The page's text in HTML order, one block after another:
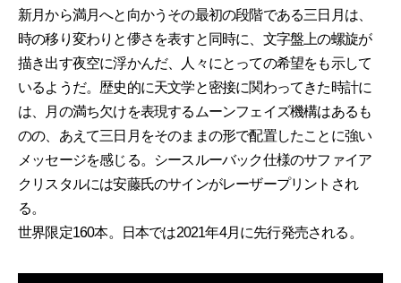
新月から満月へと向かうその最初の段階である三日月は、
時の移り変わりと儚さを表すと同時に、文字盤上の螺旋が
描き出す夜空に浮かんだ、人々にとっての希望をも示して
いるようだ。歴史的に天文学と密接に関わってきた時計に
は、月の満ち欠けを表現するムーンフェイズ機構はあるも
のの、あえて三日月をそのままの形で配置したことに強い
メッセージを感じる。シースルーバック仕様のサファイア
クリスタルには安藤氏のサインがレーザープリントされ
る。
世界限定160本。日本では2021年4月に先行発売される。